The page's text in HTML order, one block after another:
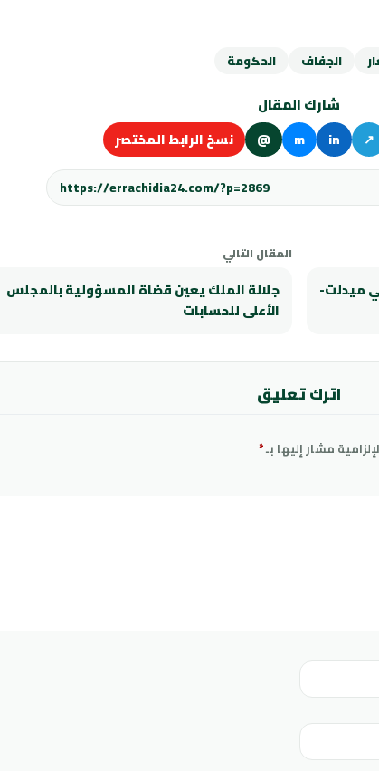
الجفاف الحكومة
شارك المقال
↗
in
m
@ نسخ الرابط المختصر
ميدلت-
المقال التالي
جلالة الملك يعين قضاة المسؤولية بالمجلس
الأعلى للحسابات
اترك تعليق
مشار إليها بـ*